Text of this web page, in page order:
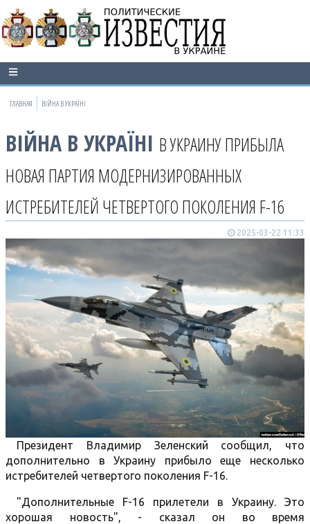
ГЛАВНАЯ ВІЙНА В УКРАЇНІ
ВІЙНА В УКРАЇНІ В УКРАИНУ ПРИБЫЛА
НОВАЯ ПАРТИЯ МОДЕРНИЗИРОВАННЫХ
ИСТРЕБИТЕЛЕЙ ЧЕТВЕРТОГО ПОКОЛЕНИЯ F-16
2025-03-22 11:33
Президент Владимир Зеленский сообщил, что
дополнительно в Украину прибыло еще несколько
истребителей четвертого поколения F-16.
"Дополнительные F-16 прилетели в Украину. Это
хорошая новость", - сказал он во время